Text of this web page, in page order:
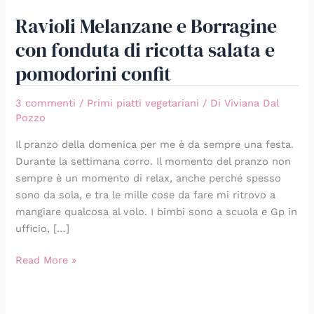
Ravioli Melanzane e Borragine
con fonduta di ricotta salata e
pomodorini confit
3 commenti / Primi piatti vegetariani / DiViviana Dal
Pozzo
Il pranzo della domenica per me è da sempre una festa.
Durante la settimana corro. Il momento del pranzo non
sempre è un momento di relax, anche perché spesso
sono da sola, e tra le mille cose da fare mi ritrovo a
mangiare qualcosa al volo. I bimbi sono a scuola e Gp in
ufficio, […]
Read More »